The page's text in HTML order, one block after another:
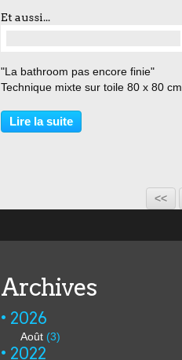
Et aussi...
"La bathroom pas encore finie"
Technique mixte sur toile 80 x 80 cm
Lire la suite
<<
Archives
2026
Août (3)
2022